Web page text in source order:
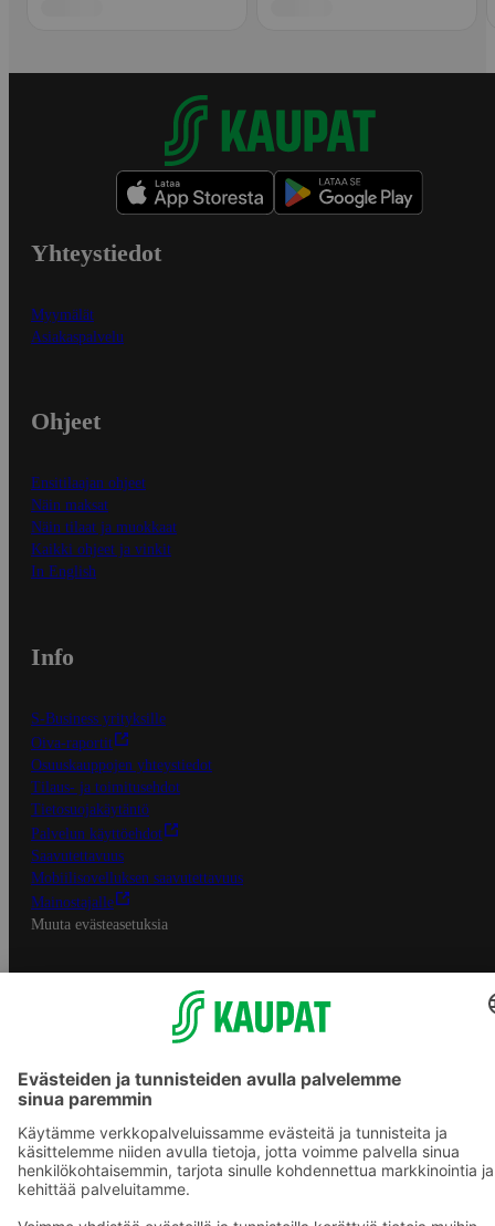
Yhteystiedot
Myymälät
Asiakaspalvelu
Ohjeet
Ensitilaajan ohjeet
Näin maksat
Näin tilaat ja muokkaat
Kaikki ohjeet ja vinkit
In English
Info
S-Business yrityksille
Oiva-raportit
Osuuskauppojen yhteystiedot
Tilaus- ja toimitusehdot
Tietosuojakäytäntö
Palvelun käyttöehdot
Saavutettavuus
Mobiilisovelluksen saavutettavuus
Mainostajalle
Muuta evästeasetuksia
S-ryhmän palvelut
S-ryhmä
Asiakasomistajuus
S-ostoslista -sovellus
Prisma.fi
Sokos.fi
S-Pankki